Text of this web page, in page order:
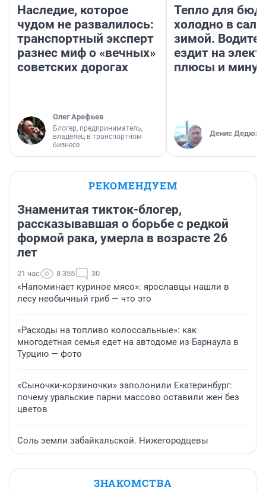
Наследие, которое
чудом не развалилось:
транспортный эксперт
разнес миф о «вечных»
советских дорогах
Олег Арефьев
Блогер, предприниматель,
владелец в транспортном
бизнесе
Тепло для
холодно в
зимой.
ездит на
плюсы и
Денис
РЕКОМЕНДУЕМ
Знаменитая тикток-блогер,
рассказывавшая о борьбе с редкой
формой рака, умерла в возрасте 26
лет
21 час 8 355 30
«Напоминает куриное мясо»: ярославцы нашли в
лесу необычный гриб — что это
«Расходы на топливо колоссальные»: как
многодетная семья едет на автодоме из Барнаула в
Турцию — фото
«Сыночки-корзиночки» заполонили Екатеринбург:
почему уральские парни массово оставили жен без
цветов
Соль земли забайкальской. Нижегородцевы
ЗНАКОМСТВА